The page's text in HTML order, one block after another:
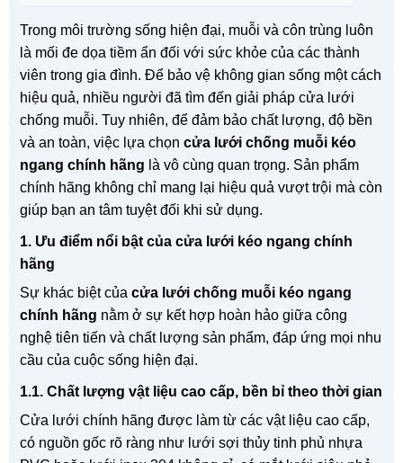
Trong môi trường sống hiện đại, muỗi và côn trùng luôn
là mối đe dọa tiềm ẩn đối với sức khỏe của các thành
viên trong gia đình. Để bảo vệ không gian sống một cách
hiệu quả, nhiều người đã tìm đến giải pháp cửa lưới
chống muỗi. Tuy nhiên, để đảm bảo chất lượng, độ bền
và an toàn, việc lựa chọn cửa lưới chống muỗi kéo
ngang chính hãng là vô cùng quan trọng. Sản phẩm
chính hãng không chỉ mang lại hiệu quả vượt trội mà còn
giúp bạn an tâm tuyệt đối khi sử dụng.
1. Ưu điểm nổi bật của cửa lưới kéo ngang chính
hãng
Sự khác biệt của cửa lưới chống muỗi kéo ngang
chính hãng nằm ở sự kết hợp hoàn hảo giữa công
nghệ tiên tiến và chất lượng sản phẩm, đáp ứng mọi nhu
cầu của cuộc sống hiện đại.
1.1. Chất lượng vật liệu cao cấp, bền bỉ theo thời gian
Cửa lưới chính hãng được làm từ các vật liệu cao cấp,
có nguồn gốc rõ ràng như lưới sợi thủy tinh phủ nhựa